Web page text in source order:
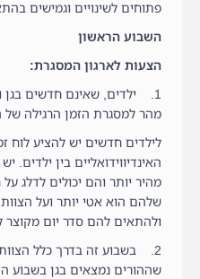
פתוחים לשינויים וגמישים
השבוע הראשון
הצעות לארגון המסגרת:
1. ילדים, שאינם חדשים בגן
מהר למסגרת הזמן הרגילה של
לילדים חדשים יש להציע לוח
האינדיווידואליים בין
מהיר יותר והם יכולים לדלג
שלהם הוא אטי יותר ועל
ולהתאים להם סדר יום מקוצר
2. בשבוע זה בדרך כלל הצוות
שההורים נמצאים בגן בשבוע